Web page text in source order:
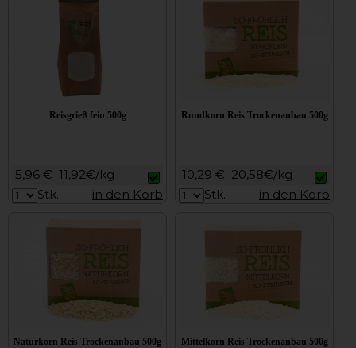
Reisgrieß fein 500g
5,96 € 11,92€/kg
Stk.
in den Korb
Rundkorn Reis Trockenanbau 500g
10,29 € 20,58€/kg
Stk.
in den Korb
Naturkorn Reis Trockenanbau 500g Mittelkorn Reis Trockenanbau 500g